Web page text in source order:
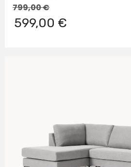
799,00€
599,00 €